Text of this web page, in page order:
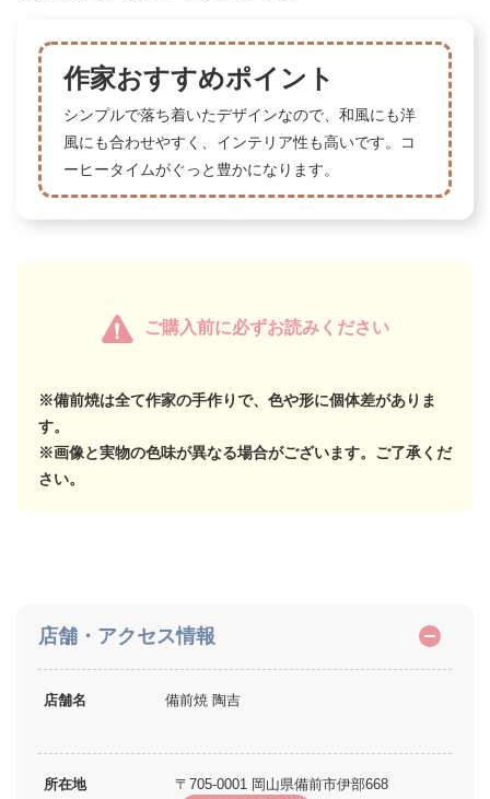
作家おすすめポイント
シンプルで落ち着いたデザインなので、和風にも洋
風にも合わせやすく、インテリア性も高いです。コ
ーヒータイムがぐっと豊かになります。
ご購入前に必ずお読みください
※備前焼は全て作家の手作りで、色や形に個体差がありま
す。
※画像と実物の色味が異なる場合がございます。ご了承くだ
さい。
店舗・アクセス情報
店舗名 備前焼 陶吉
所在地 〒705-0001 岡山県備前市伊部668